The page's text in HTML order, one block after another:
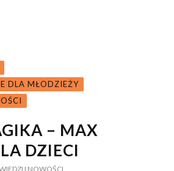
DLA MŁODZIEŻY
– MAX
DZIECI
I NOWOŚCI